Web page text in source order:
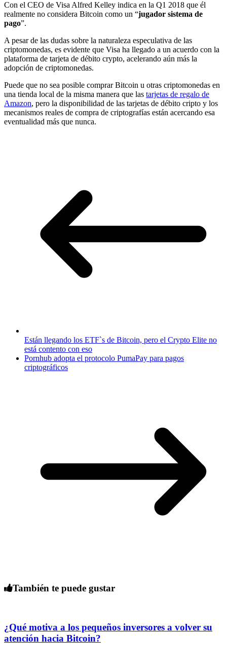
Con el CEO de Visa Alfred Kelley indica en la Q1 2018 que él
realmente no considera Bitcoin como un “jugador sistema de
pago”.
A pesar de las dudas sobre la naturaleza especulativa de las
criptomonedas, es evidente que Visa ha llegado a un acuerdo con la
plataforma de tarjeta de débito crypto, acelerando aún más la
adopción de criptomonedas.
Puede que no sea posible comprar Bitcoin u otras criptomonedas en
una tienda local de la misma manera que las tarjetas de regalo de
Amazon, pero la disponibilidad de las tarjetas de débito cripto y los
mecanismos reales de compra de criptografías están acercando esa
eventualidad más que nunca.
Están llegando los ETF`s de Bitcoin, pero el Crypto Elite no
está contento con eso
Pornhub adopta el protocolo PumaPay para pagos
criptográficos
También te puede gustar
¿Qué motiva a los pequeños inversores a volver su
atención hacia Bitcoin?